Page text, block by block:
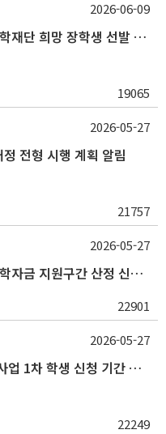
★기한연장★2026-2학기 롯데장학재단 희망 장학생 선발 안내(~6/15
19065
2026-06-09
전형 시행 계획 알림
21757
2026-05-27
2026학년도 2학기 한국장학재단 학자금 지원구간 산정 신청 안내
22901
2026-05-27
2026학년도 2학기 국가근로장학사업 1차 학생 신청 기간 안내
22249
2026-05-27